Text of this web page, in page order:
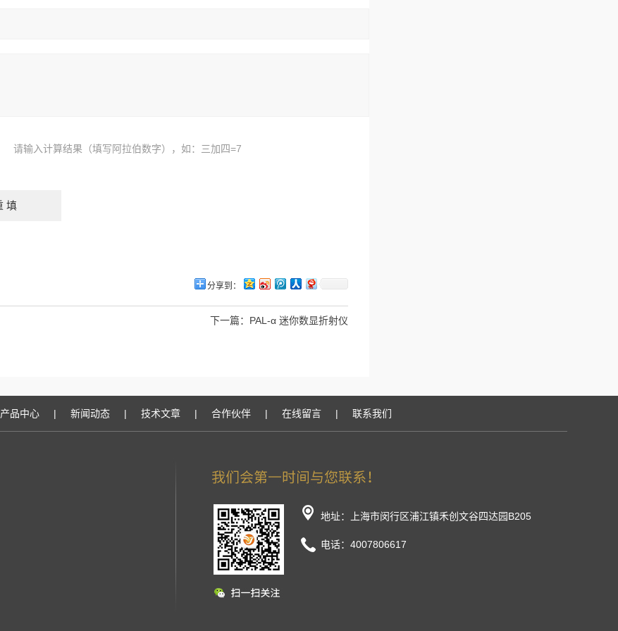
请输入计算结果（填写阿拉伯数字），如：三加四=7
分享到：
下一篇： PAL-α 迷你数显折射仪
产品中心 | 新闻动态 | 技术文章 | 合作伙伴 | 在线留言 | 联系我们
地址：上海市闵行区浦江镇禾创文谷四达园B205
电话：4007806617